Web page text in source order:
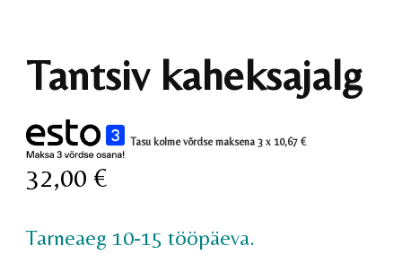
Tantsiv kaheksajalg
Tasu kolme võrdse maksena 3 x 10,67 €
32,00 €
Tarneaeg 10-15 tööpäeva.